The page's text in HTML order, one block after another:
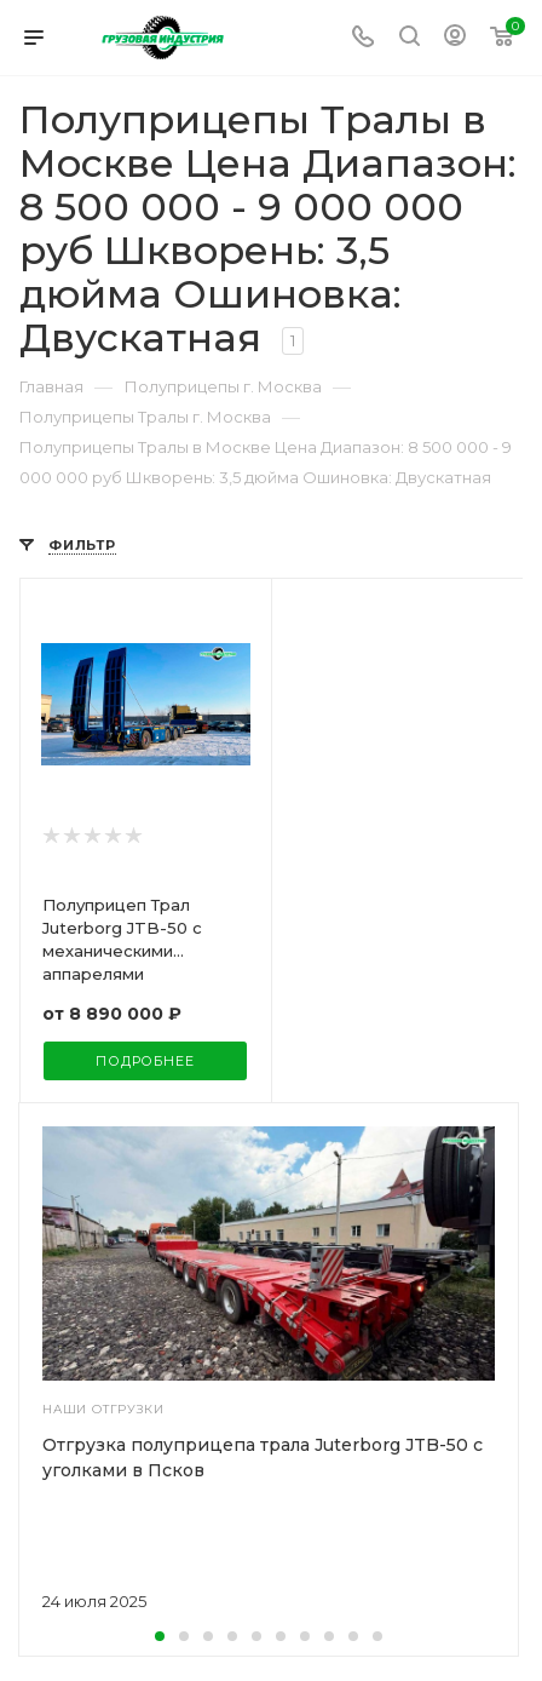
0
Полуприцепы Тралы в
Москве Цена Диапазон:
8 500 000 - 9 000 000
руб Шкворень: 3,5
дюйма Ошиновка:
Двускатная
1
Главная — Полуприцепы г. Москва —
Полуприцепы Тралы г. Москва —
Полуприцепы Тралы в Москве Цена Диапазон: 8 500 000 - 9
000 000 руб Шкворень: 3,5 дюйма Ошиновка: Двускатная
ФИЛЬТР
Полуприцеп Трал
Juterborg JTB-50 с
механическими
аппарелями
от 8 890 000 ₽
ПОДРОБНЕЕ
НАШИ ОТГРУЗКИ
24 июля 2025
Отгрузка полуприцепа трала Juterborg JTB-50 с
уголками в Псков